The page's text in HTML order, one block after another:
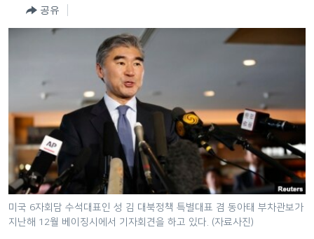
비
게
이
션
으
주파수 안내
공유
미국 6자회담 수석대표인 성 김 대북정책 특별대표 겸 동아태 부차관보가
지난해 12월 베이징시에서 기자회견을 하고 있다. (자료사진)